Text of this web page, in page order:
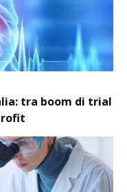
tra boom di trial